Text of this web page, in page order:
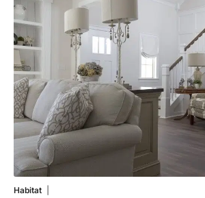
Habitat